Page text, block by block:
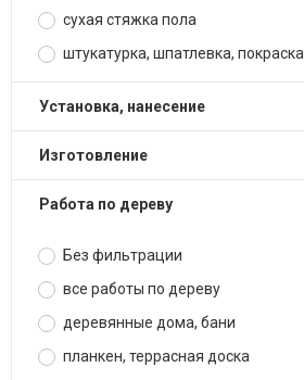
сухая стяжка пола
штукатурка, шпатлевка, покраска
установка, нанесение
изготовление
работа по дереву
Без фильтрации
все работы по дереву
деревянные дома, бани
планкен, террасная доска